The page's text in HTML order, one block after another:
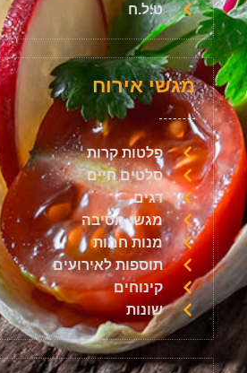
מגשי אירוח
פלטות קרות
סלטים חיים
דגים
מגשי מסיבה
מנות חמות
תוספות לאירועים
קינוחים
שונות
ט.ל.ח